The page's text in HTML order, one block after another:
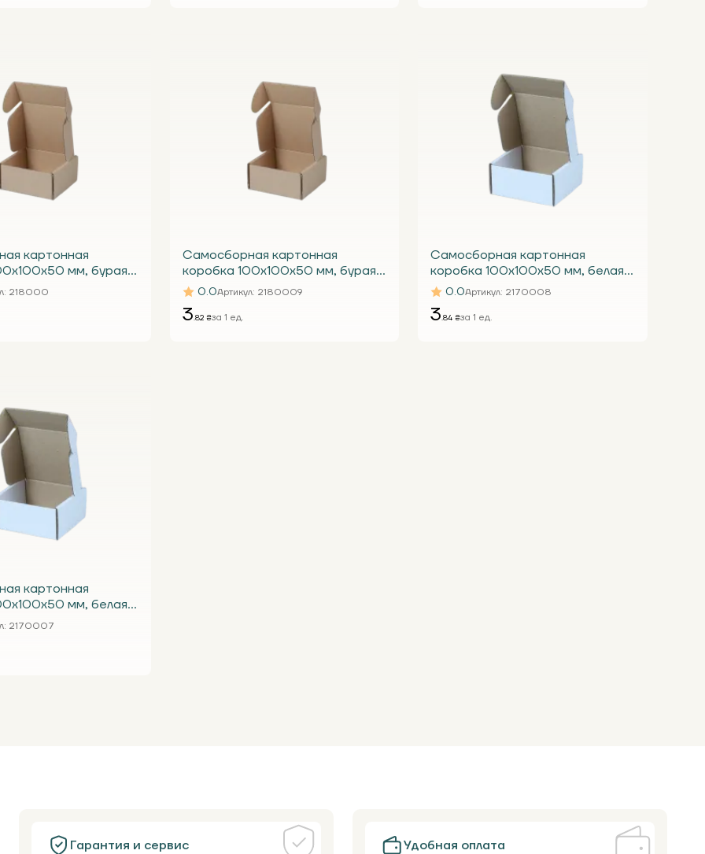
картонная
мм, бурая
: 218000
Самосборная картонная
коробка 100х100х50 мм, бурая
Т23 Е
0.0Артикул: 2180009
3.82 ₴за 1 ед.
Самосборная картонная
коробка 100х100х50 мм, белая
Т24 Е
0.0Артикул: 2170008
3.84 ₴за 1 ед.
картонная
мм, белая
: 2170007
Гарантия и сервис Удобная оплата